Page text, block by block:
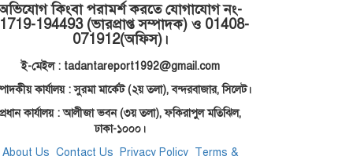
যন্ত্র বিকলের বাহানা:
বেসরকারির শোষণে জিম্মি
ওসমানীর রোগীরা!
শাহপরানের পর
কিংবা পরামর্শ করতে যোগাযোগ নং-
194493 (ভারপ্রাপ্ত সম্পাদক) ও 01408-
071912(অফিস)।
ই-মেইল : tadantareport1992@gmail.com
কার্যালয় : সুরমা মার্কেট (২য় তলা),বন্দরবাজার, সিলেট।
প্রধান কার্যালয় : আলীজা ভবন (৩য় তলা), ফকিরাপুল মতিঝিল,
ঢাকা-১০০০।
About Us Contact Us Privacy Policy Terms &